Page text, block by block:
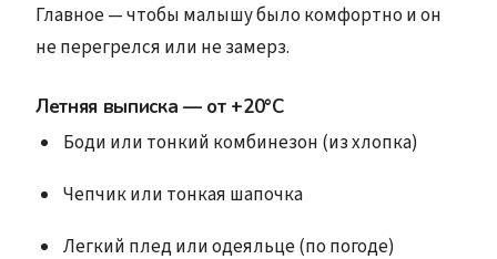
Главное — чтобы малышу было комфортно и он
не перегрелся или не замерз.
Летняя выписка — от +20°C
Боди или тонкий комбинезон (из хлопка)
Чепчик или тонкая шапочка
Легкий плед или одеяльце (по погоде)